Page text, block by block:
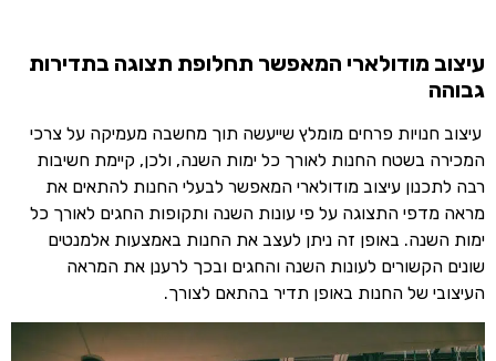
עיצוב מודולארי המאפשר תחלופת תצוגה בתדירות
גבוהה
עיצוב חנויות פרחים מומלץ שייעשה תוך מחשבה מעמיקה על צרכי
המכירה בשטח החנות לאורך כל ימות השנה, ולכן, קיימת חשיבות
רבה לתכנון עיצוב מודולארי המאפשר לבעלי החנות להתאים את
מראה מדפי התצוגה על פי עונות השנה ותקופות החגים לאורך כל
ימות השנה. באופן זה ניתן לעצב את החנות באמצעות אלמנטים
שונים הקשורים לעונות השנה והחגים ובכך לרענן את המראה
העיצובי של החנות באופן תדיר בהתאם לצורך.